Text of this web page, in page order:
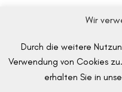
WOLL-
Made
Wir
Durch die weitere
Verwendung von Cookies
erhalten Sie in